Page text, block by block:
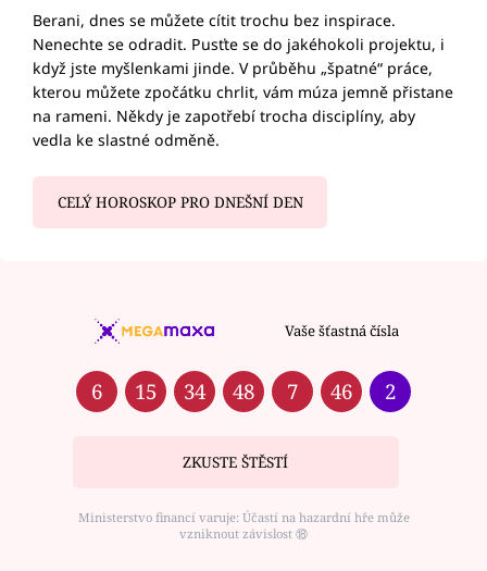
Berani, dnes se můžete cítit trochu bez inspirace.
Nenechte se odradit. Pusťte se do jakéhokoli projektu, i
když jste myšlenkami jinde. V průběhu „špatné“ práce,
kterou můžete zpočátku chrlit, vám múza jemně přistane
na rameni. Někdy je zapotřebí trocha disciplíny, aby
vedla ke slastné odměně.
CELÝ HOROSKOP PRO DNEŠNÍ DEN
Vaše šťastná čísla
6 15 34 48 7 46 2
ZKUSTE ŠTĚSTÍ
Ministerstvo financí varuje: Účastí na hazardní hře může
vzniknout závislost ⑱